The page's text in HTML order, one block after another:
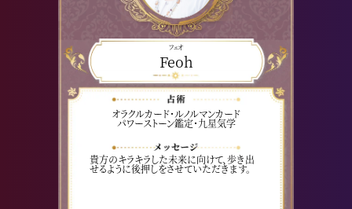
フェオ
Feoh
オラクルカード・ルノルマンカード
パワーストーン鑑定・九星気学
貴方のキラキラした未来に向けて、歩き出
せるように後押しをさせていただきます。